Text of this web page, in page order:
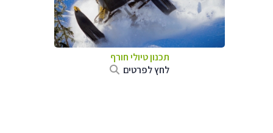
תכנון טיולי חורף
לחץ לפרטים